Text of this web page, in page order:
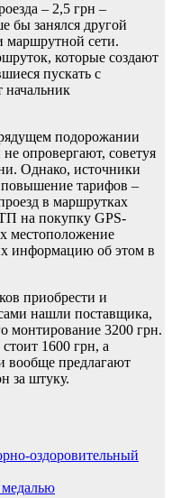
– 2,5 грн –
бы занялся другой
маршрутной сети.
которые создают
пускать с
начальник
подорожании
опровергают, советуя
Однако, источники
повышение тарифов –
в маршрутках
на покупку GPS-
местоположение
информацию об этом в
приобрести и
нашли поставщика,
монтирование 3200 грн.
1600 грн, а
вообще предлагают
за штуку.
оздоровительный